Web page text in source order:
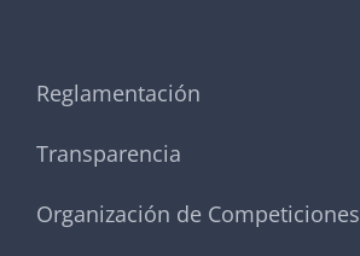
Reglamentación
Transparencia
Organización de Competiciones